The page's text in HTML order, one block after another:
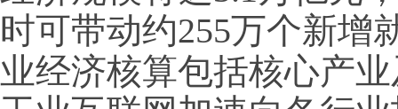
时可带动约255万个新增
业经济核算包括核心产